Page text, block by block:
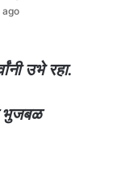
ago
उभे रहा.
भुजबळ